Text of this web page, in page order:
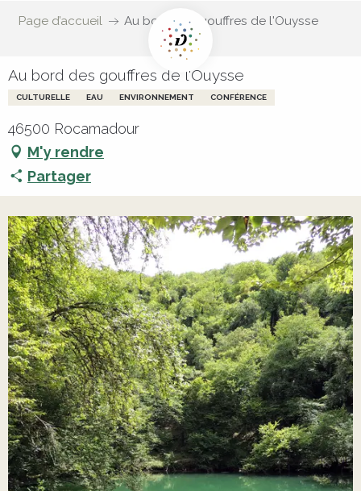
Page d’accueil Au bord des gouffres de l'Ouysse
Au bord des gouffres de l'Ouysse
CULTURELLE EAU ENVIRONNEMENT CONFÉRENCE
46500 Rocamadour
M'y rendre
Partager